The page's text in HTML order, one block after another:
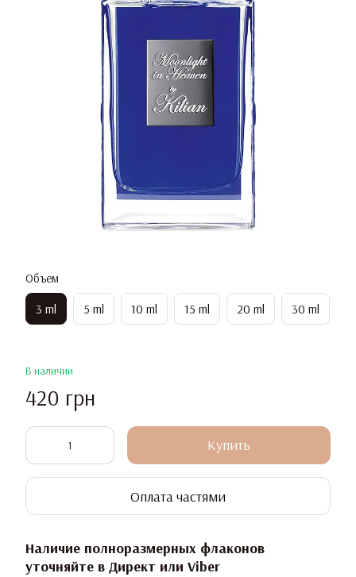
Объем
3 ml 5 ml 10 ml 15 ml 20 ml 30 ml
В наличии
420 грн
Купить
Оплата частями
Наличие полноразмерных флаконов
уточняйте в Директ или Viber